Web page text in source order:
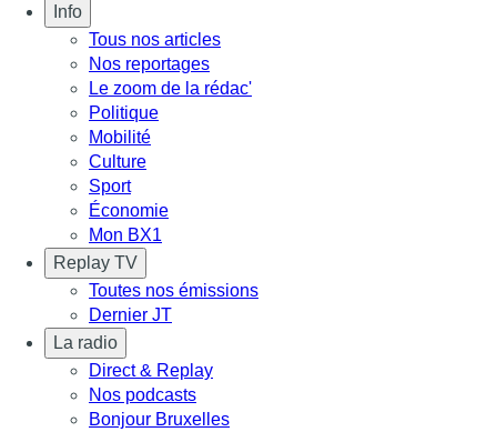
Info
Tous nos articles
Nos reportages
Le zoom de la rédac'
Politique
Mobilité
Culture
Sport
Économie
Mon BX1
Replay TV
Toutes nos émissions
Dernier JT
La radio
Direct & Replay
Nos podcasts
Bonjour Bruxelles